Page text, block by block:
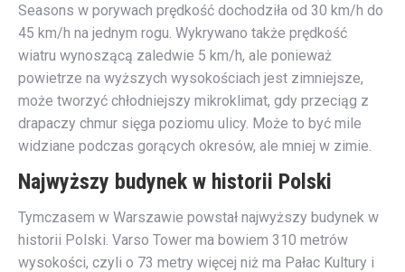
Seasons w porywach prędkość dochodziła od 30 km/h do
45 km/h na jednym rogu. Wykrywano także prędkość
wiatru wynoszącą zaledwie 5 km/h, ale ponieważ
powietrze na wyższych wysokościach jest zimniejsze,
może tworzyć chłodniejszy mikroklimat, gdy przeciąg z
drapaczy chmur sięga poziomu ulicy. Może to być mile
widziane podczas gorących okresów, ale mniej w zimie.
Najwyższy budynek w historii Polski
Tymczasem w Warszawie powstał najwyższy budynek w
historii Polski. Varso Tower ma bowiem 310 metrów
wysokości, czyli o 73 metry więcej niż ma Pałac Kultury i